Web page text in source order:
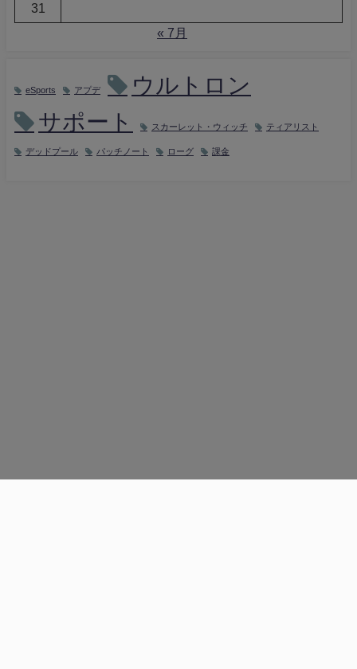
31
« 7月
eSports アプデ
ウルトロン
サポート
スカーレット・ウィッチ ティアリスト
デッドプール パッチノート ローグ 課金